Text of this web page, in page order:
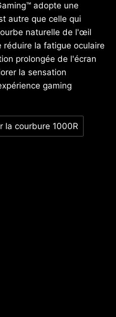
adopte une
autre que celle qui
naturelle de l'œil
réduire la fatigue oculaire
prolongée de l'écran
la sensation
gaming
la courbure 1000R